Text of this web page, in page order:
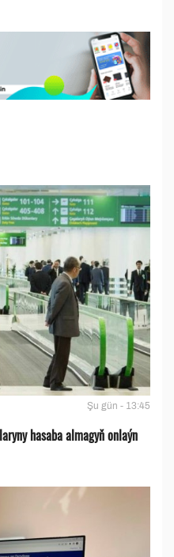
Şu gün - 13:45
hasaba almagyň onlaýn